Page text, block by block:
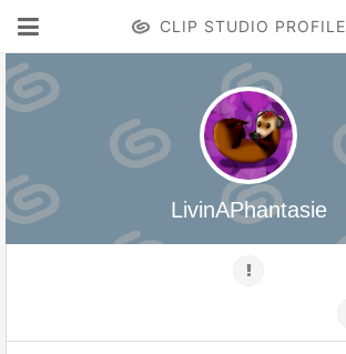
CLIP STUDIO PROFILE
LivinAPhantasie